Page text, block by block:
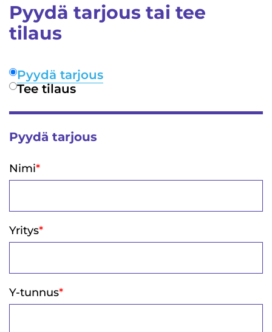
Pyydä tarjous tai tee
tilaus
Pyydä tarjous
Tee tilaus
Pyydä tarjous
Nimi*
Yritys*
Y-tunnus*